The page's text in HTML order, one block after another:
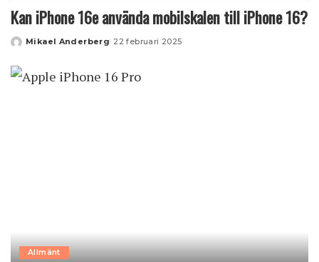
Kan iPhone 16e använda mobilskalen till iPhone 16?
Posted
Mikael Anderberg 22 februari 2025
Allmänt